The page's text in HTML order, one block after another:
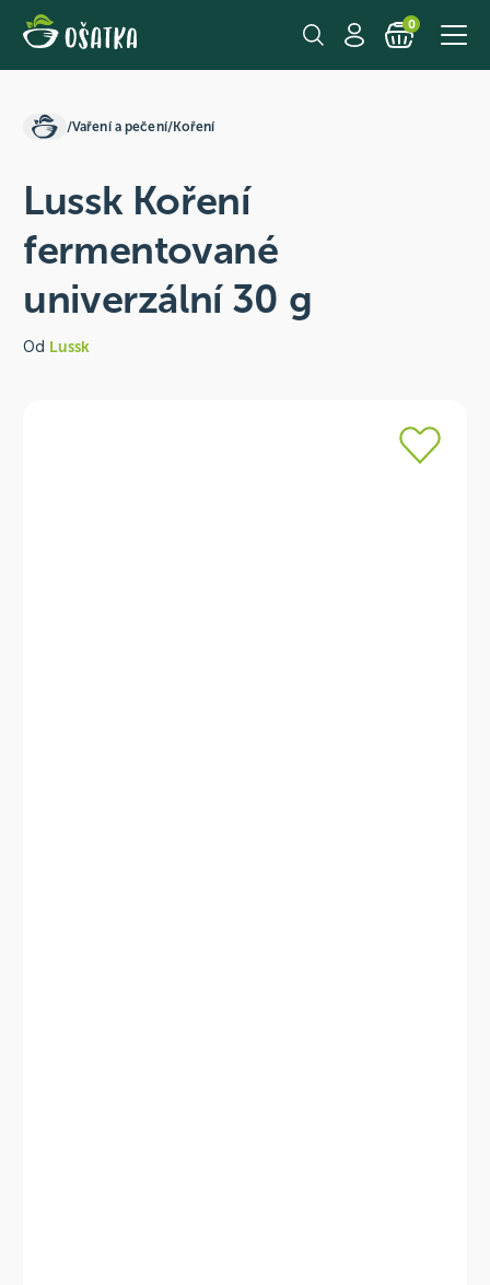
0
/Vaření a pečení/Koření
Lussk Koření
fermentované
univerzální 30 g
Od Lussk